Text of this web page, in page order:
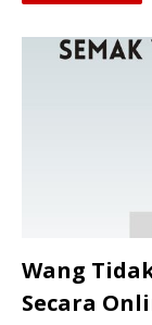
Wang
Secara